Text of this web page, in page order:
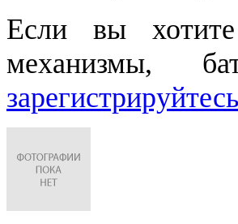
Если вы
механизмы,
зарегистрируйтесь